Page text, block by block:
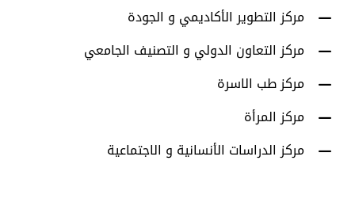
مركز التطوير الأكاديمي و الجودة
مركز التعاون الدولي و التصنيف الجامعي
مركز طب الاسرة
مركز المرأة
مركز الدراسات الأنسانية و الاجتماعية